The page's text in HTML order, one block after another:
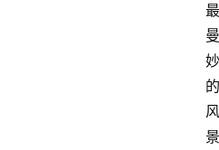
最
曼
妙
的
风
景